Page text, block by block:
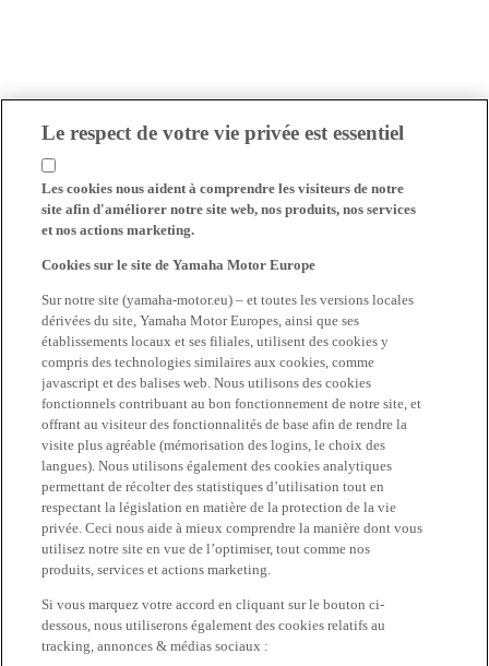
Le respect de votre vie privée est essentiel
Les cookies nous aident à comprendre les visiteurs de notre
site afin d'améliorer notre site web, nos produits, nos services
et nos actions marketing.
Cookies sur le site de Yamaha Motor Europe
Sur notre site (yamaha-motor.eu) – et toutes les versions locales
dérivées du site, Yamaha Motor Europes, ainsi que ses
établissements locaux et ses filiales, utilisent des cookies y
compris des technologies similaires aux cookies, comme
javascript et des balises web. Nous utilisons des cookies
fonctionnels contribuant au bon fonctionnement de notre site, et
offrant au visiteur des fonctionnalités de base afin de rendre la
visite plus agréable (mémorisation des logins, le choix des
langues). Nous utilisons également des cookies analytiques
permettant de récolter des statistiques d’utilisation tout en
respectant la législation en matière de la protection de la vie
privée. Ceci nous aide à mieux comprendre la manière dont vous
utilisez notre site en vue de l’optimiser, tout comme nos
produits, services et actions marketing.
Si vous marquez votre accord en cliquant sur le bouton ci-
dessous, nous utiliserons également des cookies relatifs au
tracking, annonces & médias sociaux :